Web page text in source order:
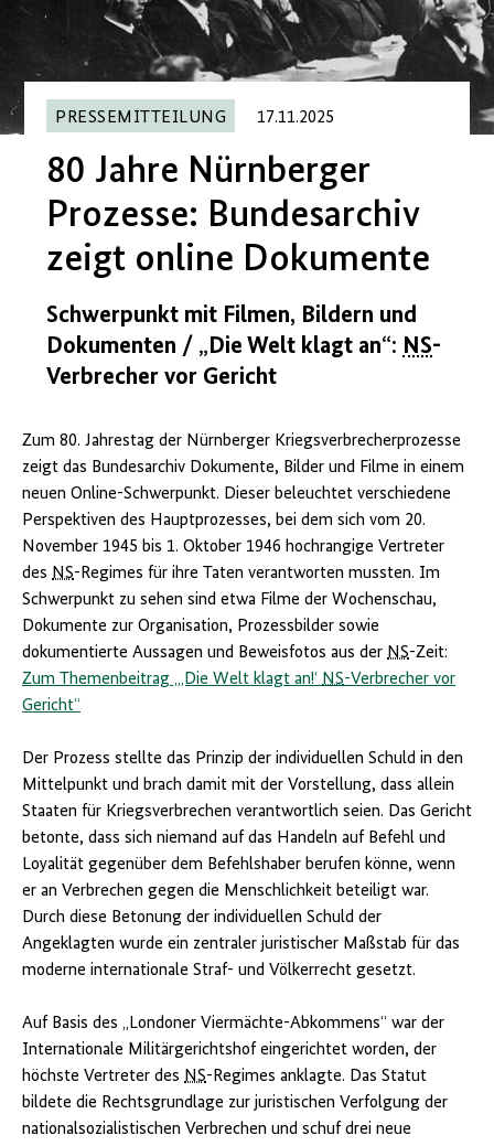
PRESSEMITTEILUNG 17.11.2025
80 Jahre Nürnberger
Prozesse: Bundesarchiv
zeigt online Dokumente
Schwerpunkt mit Filmen, Bildern und
Dokumenten / „Die Welt klagt an“: NS-
Verbrecher vor Gericht
Zum 80. Jahrestag der Nürnberger Kriegsverbrecher­prozesse
zeigt das Bundesarchiv Dokumente, Bilder und Filme in einem
neuen Online-Schwerpunkt. Dieser beleuchtet verschiedene
Perspektiven des Hauptprozesses, bei dem sich vom 20.
November 1945 bis 1. Oktober 1946 hochrangige Vertreter
des NS-Regimes für ihre Taten verantworten mussten. Im
Schwerpunkt zu sehen sind etwa Filme der Wochenschau,
Dokumente zur Organisation, Prozessbilder sowie
dokumentierte Aussagen und Beweisfotos aus der NS-Zeit:
Zum Themenbeitrag „‚Die Welt klagt an!‘ NS-Verbrecher vor
Gericht“
Der Prozess stellte das Prinzip der individuellen Schuld in den
Mittelpunkt und brach damit mit der Vorstellung, dass allein
Staaten für Kriegsverbrechen verantwortlich seien. Das Gericht
betonte, dass sich niemand auf das Handeln auf Befehl und
Loyalität gegenüber dem Befehlshaber berufen könne, wenn
er an Verbrechen gegen die Menschlichkeit beteiligt war.
Durch diese Betonung der individuellen Schuld der
Angeklagten wurde ein zentraler juristischer Maßstab für das
moderne internationale Straf- und Völkerrecht gesetzt.
Auf Basis des „Londoner Viermächte-Abkommens“ war der
Internati­onale Militärgerichtshof eingerichtet worden, der
höchste Vertreter des NS-Regimes anklagte. Das Statut
bildete die Rechtsgrundlage zur juristi­schen Verfolgung der
nationalsozialistischen Verbrechen und schuf drei neue